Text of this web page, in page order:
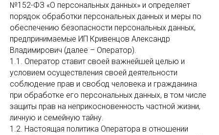
№152-ФЗ «О персональных данных» и определяет
порядок обработки персональных данных и меры по
обеспечению безопасности персональных данных,
предпринимаемые ИП Кривенцов Александр
Владимирович (далее – Оператор).
1.1. Оператор ставит своей важнейшей целью и
условием осуществления своей деятельности
соблюдение прав и свобод человека и гражданина
при обработке его персональных данных, в том числе
защиты прав на неприкосновенность частной жизни,
личную и семейную тайну.
1.2. Настоящая политика Оператора в отношении